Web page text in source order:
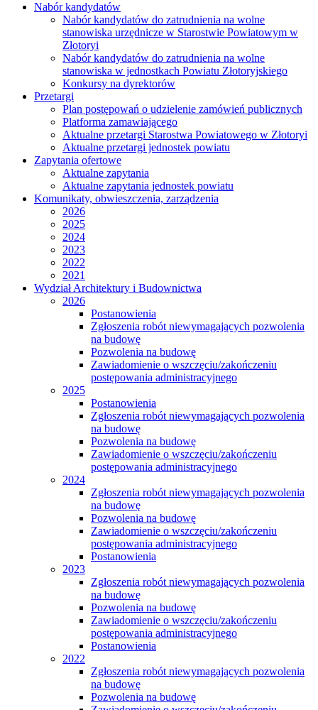
Nabór kandydatów
Nabór kandydatów do zatrudnienia na wolne
stanowiska urzędnicze w Starostwie Powiatowym w
Złotoryi
Nabór kandydatów do zatrudnienia na wolne
stanowiska w jednostkach Powiatu Złotoryjskiego
Konkursy na dyrektorów
Przetargi
Plan postępowań o udzielenie zamówień publicznych
Platforma zamawiającego
Aktualne przetargi Starostwa Powiatowego w Złotoryi
Aktualne przetargi jednostek powiatu
Zapytania ofertowe
Aktualne zapytania
Aktualne zapytania jednostek powiatu
Komunikaty, obwieszczenia, zarządzenia
2026
2025
2024
2023
2022
2021
Wydział Architektury i Budownictwa
2026
Postanowienia
Zgłoszenia robót niewymagających pozwolenia
na budowę
Pozwolenia na budowę
Zawiadomienie o wszczęciu/zakończeniu
postępowania administracyjnego
2025
Postanowienia
Zgłoszenia robót niewymagających pozwolenia
na budowę
Pozwolenia na budowę
Zawiadomienie o wszczęciu/zakończeniu
postępowania administracyjnego
2024
Zgłoszenia robót niewymagających pozwolenia
na budowę
Pozwolenia na budowę
Zawiadomienie o wszczęciu/zakończeniu
postępowania administracyjnego
Postanowienia
2023
Zgłoszenia robót niewymagających pozwolenia
na budowę
Pozwolenia na budowę
Zawiadomienie o wszczęciu/zakończeniu
postępowania administracyjnego
Postanowienia
2022
Zgłoszenia robót niewymagających pozwolenia
na budowę
Pozwolenia na budowę